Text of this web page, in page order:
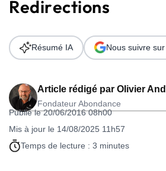
Redirections
Article rédigé par Olivier
Fondateur Abondance
Publié le 20/06/2016 08h00
Mis à jour le 14/08/2025 11h57
Temps de lecture : 3 minutes
Résumé IA Nous suivre